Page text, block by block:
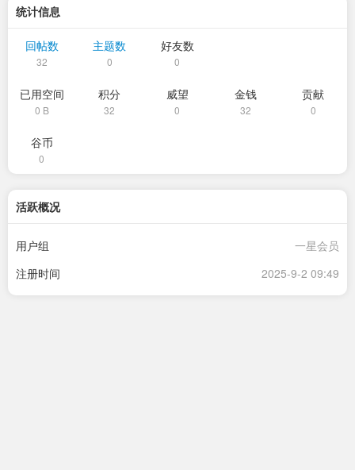
统计信息
回帖数
32
主题数
0
好友数
0
已用空间
0 B
积分
32
威望
0
金钱
32
贡献
0
谷币
0
活跃概况
用户组
一星会员
注册时间
2025-9-2 09:49